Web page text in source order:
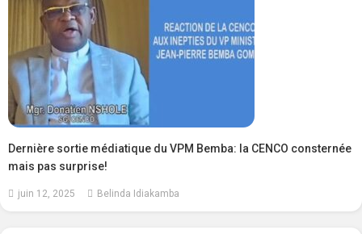
Dernière sortie médiatique du VPM Bemba: la CENCO consternée
mais pas surprise!
juin 12, 2025 Belinda Idiakamba